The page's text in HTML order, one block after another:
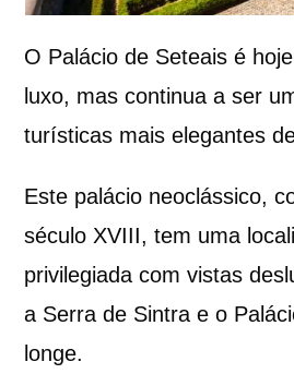
O Palácio de Seteais é
luxo, mas continua a ser
turísticas mais elegantes
Este palácio neoclássico,
século XVIII, tem uma
privilegiada com vistas
a Serra de Sintra e o
longe.